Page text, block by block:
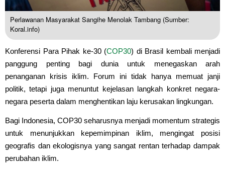
Perlawanan Masyarakat Sangihe Menolak Tambang (Sumber:
Koral.info)
Konferensi Para Pihak ke-30 (COP30) di Brasil kembali menjadi
panggung penting bagi dunia untuk menegaskan arah
penanganan krisis iklim. Forum ini tidak hanya memuat janji
politik, tetapi juga menuntut kejelasan langkah konkret negara-
negara peserta dalam menghentikan laju kerusakan lingkungan.
Bagi Indonesia, COP30 seharusnya menjadi momentum strategis
untuk menunjukkan kepemimpinan iklim, mengingat posisi
geografis dan ekologisnya yang sangat rentan terhadap dampak
perubahan iklim.